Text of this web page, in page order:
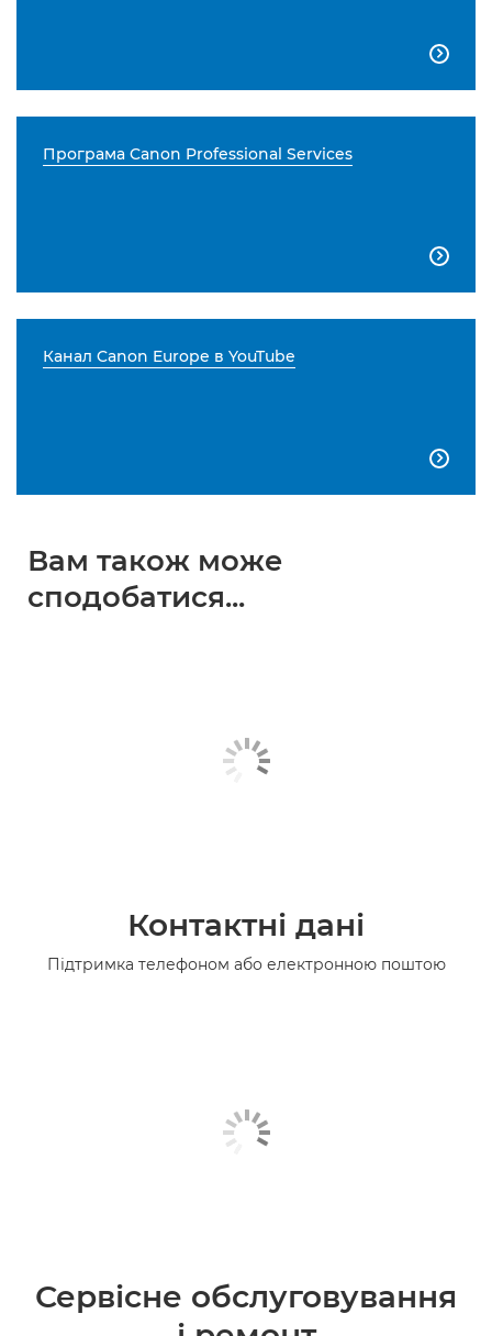

Програма Canon Professional Services

Канал Canon Europe в YouTube

Вам також може
сподобатися...
Контактні дані
Підтримка телефоном або електронною поштою
Сервісне обслуговування